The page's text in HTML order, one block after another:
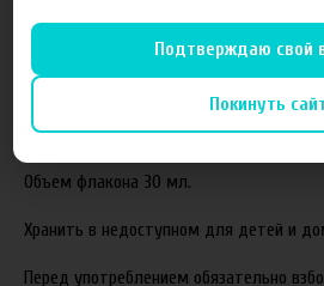
Соотношение компонентов,%:70VG/
Жидкость производится с
ароматизаторов TPA и Capella.
Объем флакона 30 мл.
Хранить в недоступном для детей и
Перед употреблением обязательно
Подтверждаю свой
Покинуть